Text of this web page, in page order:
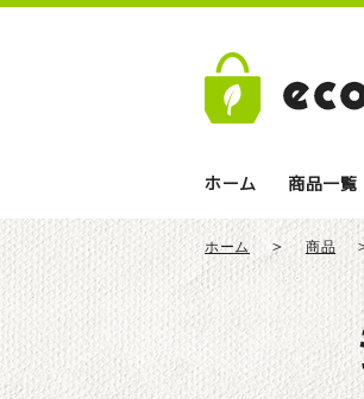
ホーム 商品一覧
ホーム 商品